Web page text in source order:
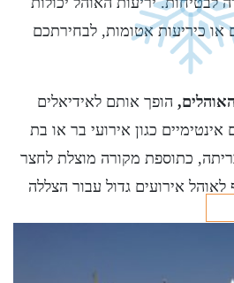
או כיריעות אטומות, לבחירתכם
הופך אותם לאידיאלים
כגון אירועי בר או בת
כתוספת מקורה מוצלת לחצר
לאוהל אירועים גדול עבור הצללה
עסקיים קטנים.